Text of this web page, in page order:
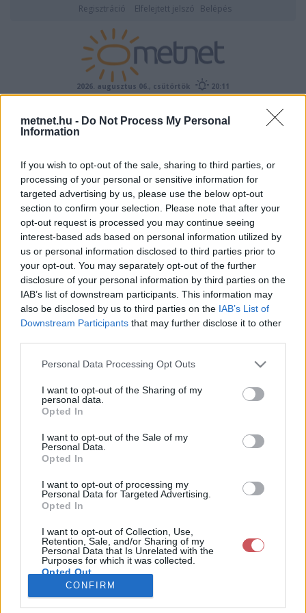
metnet.hu - Do Not Process My Personal
Information
If you wish to opt-out of the sale, sharing to third parties, or
processing of your personal or sensitive information for
targeted advertising by us, please use the below opt-out
section to confirm your selection. Please note that after your
opt-out request is processed you may continue seeing
interest-based ads based on personal information utilized by
us or personal information disclosed to third parties prior to
your opt-out. You may separately opt-out of the further
disclosure of your personal information by third parties on the
IAB’s list of downstream participants. This information may
also be disclosed by us to third parties on the IAB’s List of
Downstream Participants that may further disclose it to other
Please note that this website/app uses one or more Google
not limited to your visit or usage behaviour. You may click to
grant or deny consent to Google and its third-party tags to
use your data for below specified purposes in below Google
consent section.
Personal Data Processing Opt Outs
I want to opt-out of the Sharing of my
personal data.
Opted In
I want to opt-out of the Sale of my
Personal Data.
Opted In
I want to opt-out of processing my
Personal Data for Targeted Advertising.
Opted In
I want to opt-out of Collection, Use,
Retention, Sale, and/or Sharing of my
Personal Data that Is Unrelated with the
Purposes for which it was collected.
Opted Out
Google consents
CONFIRM
Regisztráció Elfelejtett jelszó Belépés
2026. augusztus 06., csütörtök 20:11
ÉSZLELÉS
Imi1995 adatlapja
Felhasználói
név:
Imi1995
Skype cím:
Radarkivágat:
budapest
megfigyeléseimet. Évszakokból
abszolút befutó a tavasz és a
meleg miatt, de természetesen
élhető hőmérsékleti
tartományok között. 2011
MetNet oldal tagja. 2012
március elsejétől pedig az
OMSZ csapadék mérőhálózat
tagja. 2015.08.01-től itt az
adminisztárotként és nem